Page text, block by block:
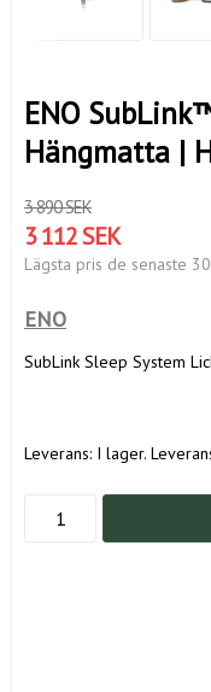
ENO
Hängmatta |
3 890 SEK
3 112 SEK
Lägsta pris de senaste
ENO
SubLink Sleep System
Leverans: I lager.